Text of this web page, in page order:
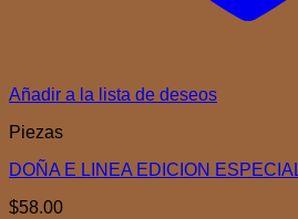
Añadir a la lista de deseos
Piezas
DOÑA E LINEA EDICION
$58.00